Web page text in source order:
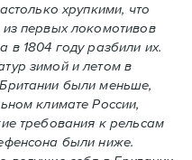
хрупкими, что
первых локомотивов
в 1804 году разбили их.
зимой и летом в
были меньше,
климате России,
требования к рельсам
были ниже.